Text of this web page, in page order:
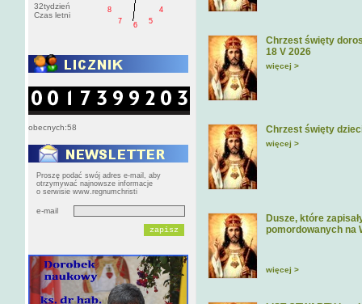
32tydzień
Czas letni
4
5
6
7
8
obecnych:58
Proszę podać swój adres e-mail, aby
otrzymywać najnowsze informacje
o serwisie www.regnumchristi
e-mail
Chrzest święty
18 V 2026
więcej >
Chrzest święty
więcej >
Dusze, które
pomordowanych na
więcej >